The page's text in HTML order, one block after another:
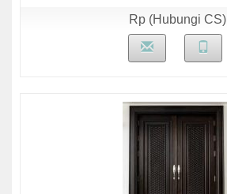
Rp (Hubungi CS)